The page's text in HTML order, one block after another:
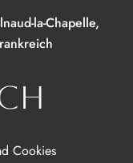
la-Chapelle,
Cookies